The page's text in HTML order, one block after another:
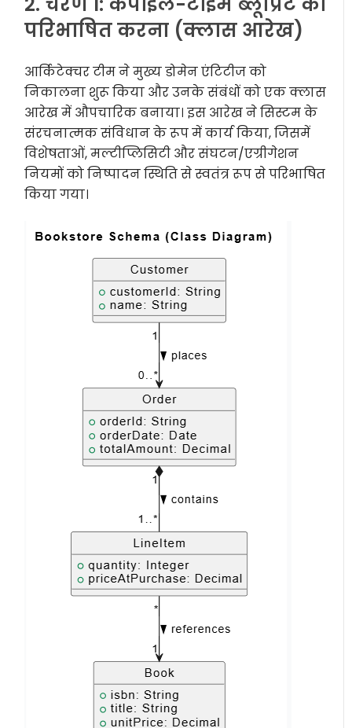
परिभाषित करना (क्लास आरेख)
आर्किटेक्चर टीम ने मुख्य डोमेन एंटिटीज को
निकालना शुरू किया और उनके संबंधों को एक क्लास
आरेख में औपचारिक बनाया। इस आरेख ने सिस्टम के
संरचनात्मक संविधान के रूप में कार्य किया, जिसमें
विशेषताओं, मल्टीप्लिसिटी और संघटन/एग्रीगेशन
नियमों को निष्पादन स्थिति से स्वतंत्र रूप से परिभाषित
किया गया।